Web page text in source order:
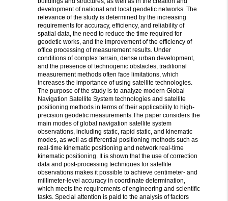
development of national and local geodetic networks. The
relevance of the study is determined by the increasing
requirements for accuracy, efficiency, and reliability of
spatial data, the need to reduce the time required for
geodetic works, and the improvement of the efficiency of
office processing of measurement results. Under
conditions of complex terrain, dense urban development,
and the presence of technogenic obstacles, traditional
measurement methods often face limitations, which
increases the importance of using satellite technologies.
The purpose of the study is to analyze modern Global
Navigation Satellite System technologies and satellite
positioning methods in terms of their applicability to high-
precision geodetic measurements.The paper considers the
main modes of global navigation satellite system
observations, including static, rapid static, and kinematic
modes, as well as differential positioning methods such as
real-time kinematic positioning and network real-time
kinematic positioning. It is shown that the use of correction
data and post-processing techniques for satellite
observations makes it possible to achieve centimeter- and
millimeter-level accuracy in coordinate determination,
which meets the requirements of engineering and scientific
tasks. Special attention is paid to the analysis of factors